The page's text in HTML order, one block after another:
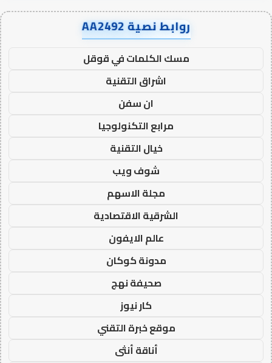
روابط نصية AA2492
مسك الكلمات في قوقل
اشراق التقنية
ان سفن
مرابع التكنولوجيا
خيال التقنية
شوف ويب
مجلة الاسهم
الشرقية الاقتصادية
عالم الايفون
مدونة كوكان
صحيفة نهج
كار نيوز
موقع خبرة التقني
أناقة أنثى